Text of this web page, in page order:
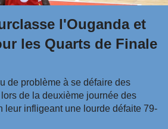
l'Ouganda et
les Quarts de Finale
de problème à se défaire des
de la deuxième journée des
leur infligeant une lourde défaite 79-